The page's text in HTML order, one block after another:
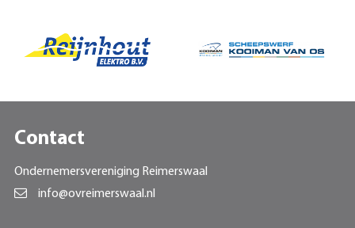
Contact
Ondernemersvereniging Reimerswaal
info@ovreimerswaal.nl